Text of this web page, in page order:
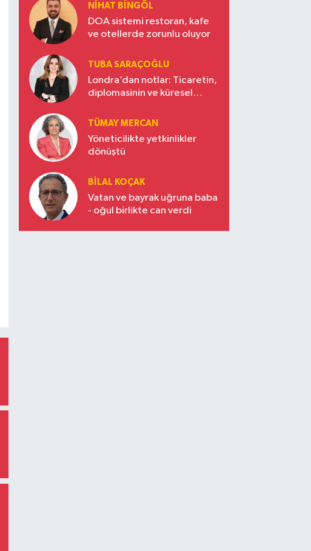
NIHAT BINGÖL
DOA sistemi restoran, kafe
ve otellerde zorunlu oluyor
TUBA SARAÇOĞLU
Londra’dan notlar: Ticaretin,
diplomasinin ve küresel
Türkiye’nin yükselen gücü
TÜMAY MERCAN
Yöneticilikte yetkinlikler
dönüştü
BILAL KOÇAK
Vatan ve bayrak uğruna baba
- oğul birlikte can verdi